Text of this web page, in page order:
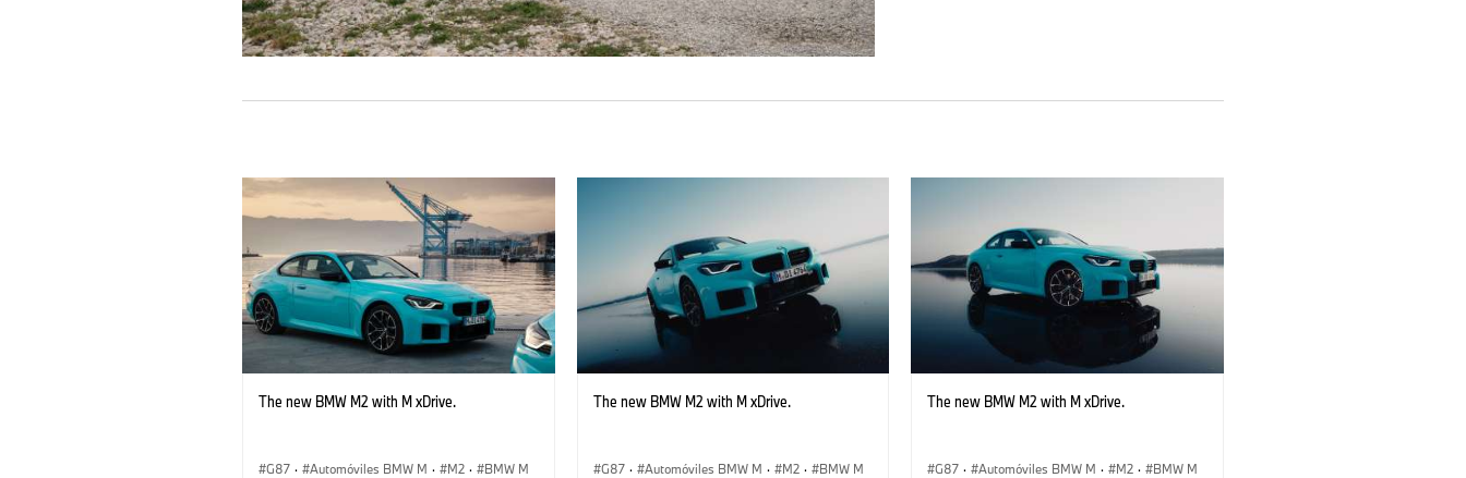
The new BMW M2 with M xDrive.
G87 · Automóviles BMW M · M2 · BMW M
The new BMW M2 with M xDrive.
G87 · Automóviles BMW M · M2 · BMW M
The new BMW M2 with M xDrive.
G87 · Automóviles BMW M · M2 · BMW M